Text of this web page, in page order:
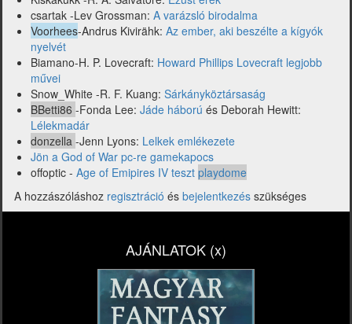
csartak -Lev Grossman: A varázsló birodalma
Voorhees-Andrus Kivirähk: Az ember, aki beszélte a kígyók
nyelvét
Biamano-H. P. Lovecraft: Howard Phillips Lovecraft legjobb
művei
Snow_White -R. F. Kuang: Sárkányköztársaság
BBetti86 -Fonda Lee: Jáde háború és Deborah Hewitt:
Lélekmadár
donzella -Jenn Lyons: Lelkek emlékezete
Jön a God of War pc-re gamekapocs
offoptic - Age of Emipires IV teszt playdome
A hozzászóláshoz regisztráció és bejelentkezés szükséges
AJÁNLATOK (x)